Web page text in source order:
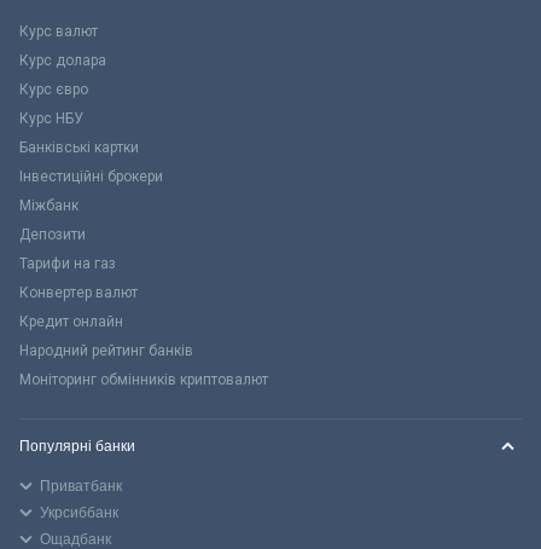
Курс валют
Курс долара
Курс євро
Курс НБУ
Банківські картки
Інвестиційні брокери
Міжбанк
Депозити
Тарифи на газ
Конвертер валют
Кредит онлайн
Народний рейтинг банків
Моніторинг обмінників криптовалют
Популярні банки
Приватбанк
Укрсиббанк
Ощадбанк